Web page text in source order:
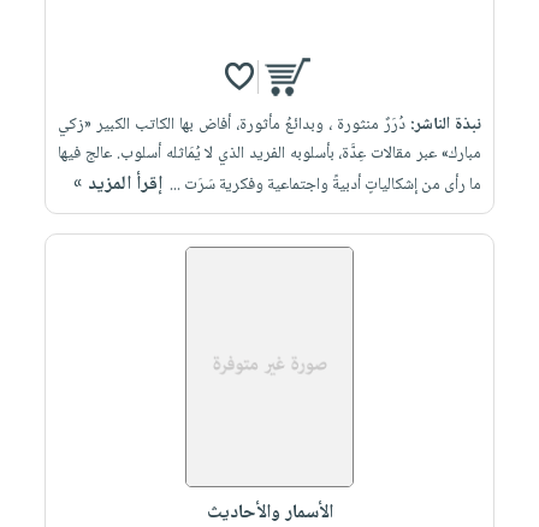
نبذة الناشر:دُرَرٌ منثورة ، وبدائعُ مأثورة، أفاض بها الكاتب الكبير «زكي
مبارك» عبر مقالات عِدَّة، بأسلوبه الفريد الذي لا يُمَاثله أسلوب. عالج فيها
ما رأى من إشكالياتٍ أدبيةً واجتماعية وفكرية سَرَت ... إقرأ المزيد »
الأسمار والأحاديث